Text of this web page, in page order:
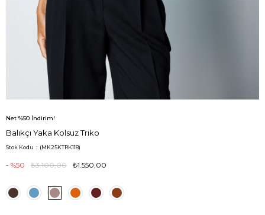
Net %50 İndirim!
Balıkçı Yaka Kolsuz Triko
Stok Kodu (MK25KTRK118)
50 ₺3.100,00 ₺1.550,00